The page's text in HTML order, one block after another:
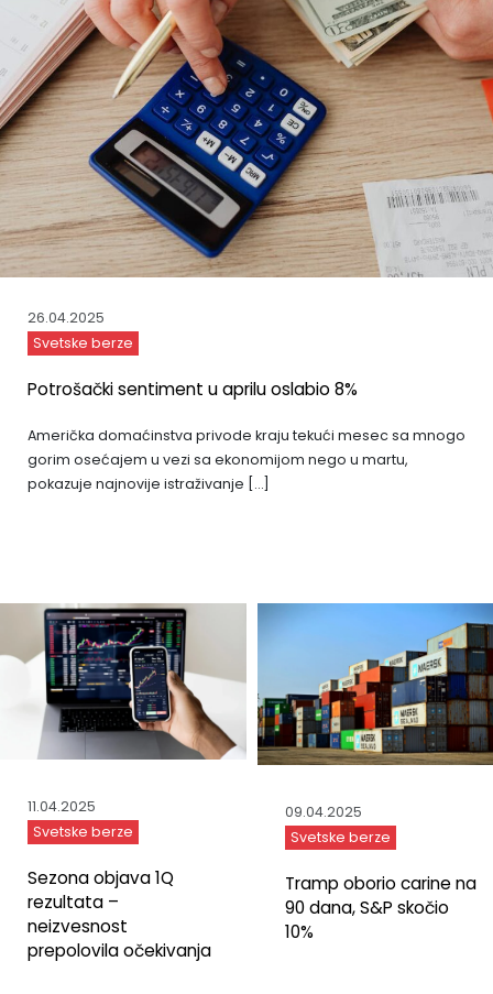
26.04.2025
Svetske berze
Potrošački sentiment u aprilu oslabio 8%
Američka domaćinstva privode kraju tekući mesec sa mnogo
gorim osećajem u vezi sa ekonomijom nego u martu,
pokazuje najnovije istraživanje […]
11.04.2025
Svetske berze
Sezona objava 1Q
rezultata –
neizvesnost
prepolovila očekivanja
09.04.2025
Svetske berze
Tramp oborio carine na
90 dana, S&P skočio
10%